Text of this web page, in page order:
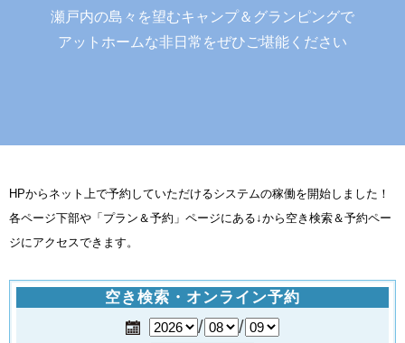
瀬戸内の島々を望むキャンプ＆グランピングで
アットホームな非日常をぜひご堪能ください
HPからネット上で予約していただけるシステムの稼働を開始しました！
各ページ下部や「プラン＆予約」ページにある↓から空き検索＆予約ペー
ジにアクセスできます。